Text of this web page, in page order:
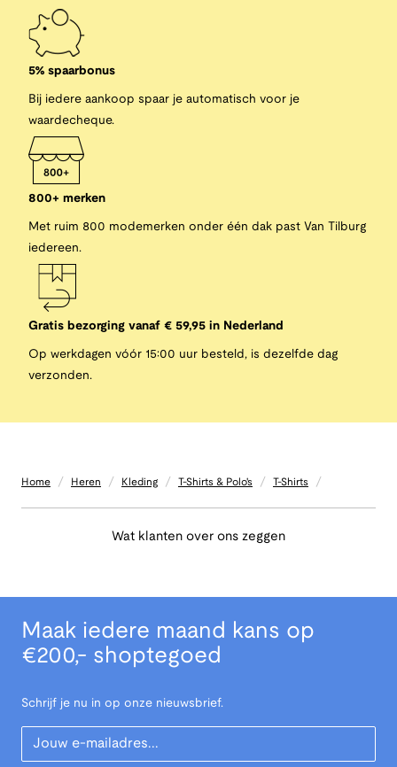
5% spaarbonus
Bij iedere aankoop spaar je automatisch voor je
waardecheque.
800+ merken
Met ruim 800 modemerken onder één dak past Van Tilburg
iedereen.
Gratis bezorging vanaf € 59,95 in Nederland
Op werkdagen vóór 15:00 uur besteld, is dezelfde dag
verzonden.
Home / Heren / Kleding / T-Shirts & Polo's / T-Shirts /
Wat klanten over ons zeggen
Maak iedere maand kans op
€200,- shoptegoed
Schrijf je nu in op onze nieuwsbrief.
Your Email